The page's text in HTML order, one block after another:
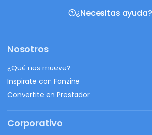
¿Necesitas ayuda?
Nosotros
¿Qué nos mueve?
Inspirate con Fanzine
Convertite en Prestador
Corporativo